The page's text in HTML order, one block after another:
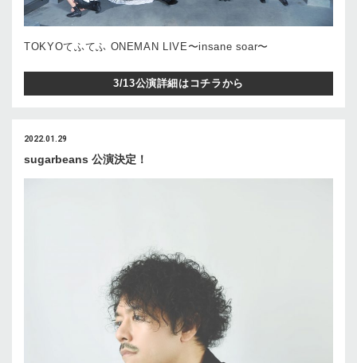
TOKYOてふてふ ONEMAN LIVE〜insane soar〜
3/13公演詳細はコチラから
2022.01.29
sugarbeans 公演決定！